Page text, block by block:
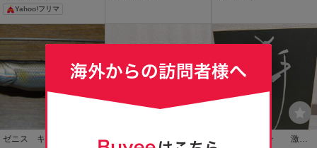
Yahoo!フリマ
ゼニス キャロル MA Car
美品 ゼニス キャロル WIN
前田日明サイン 激レ